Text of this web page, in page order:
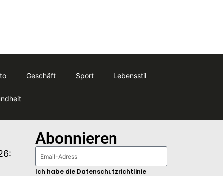
Geschäft Sport Lebensstil
Abonnieren
Ich habe die Datenschutzrichtlinie